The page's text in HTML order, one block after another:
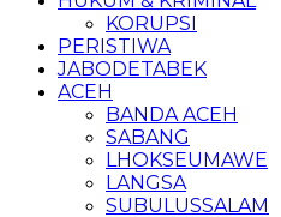
KORUPSI
PERISTIWA
JABODETABEK
ACEH
BANDA ACEH
SABANG
LHOKSEUMAWE
LANGSA
SUBULUSSALAM